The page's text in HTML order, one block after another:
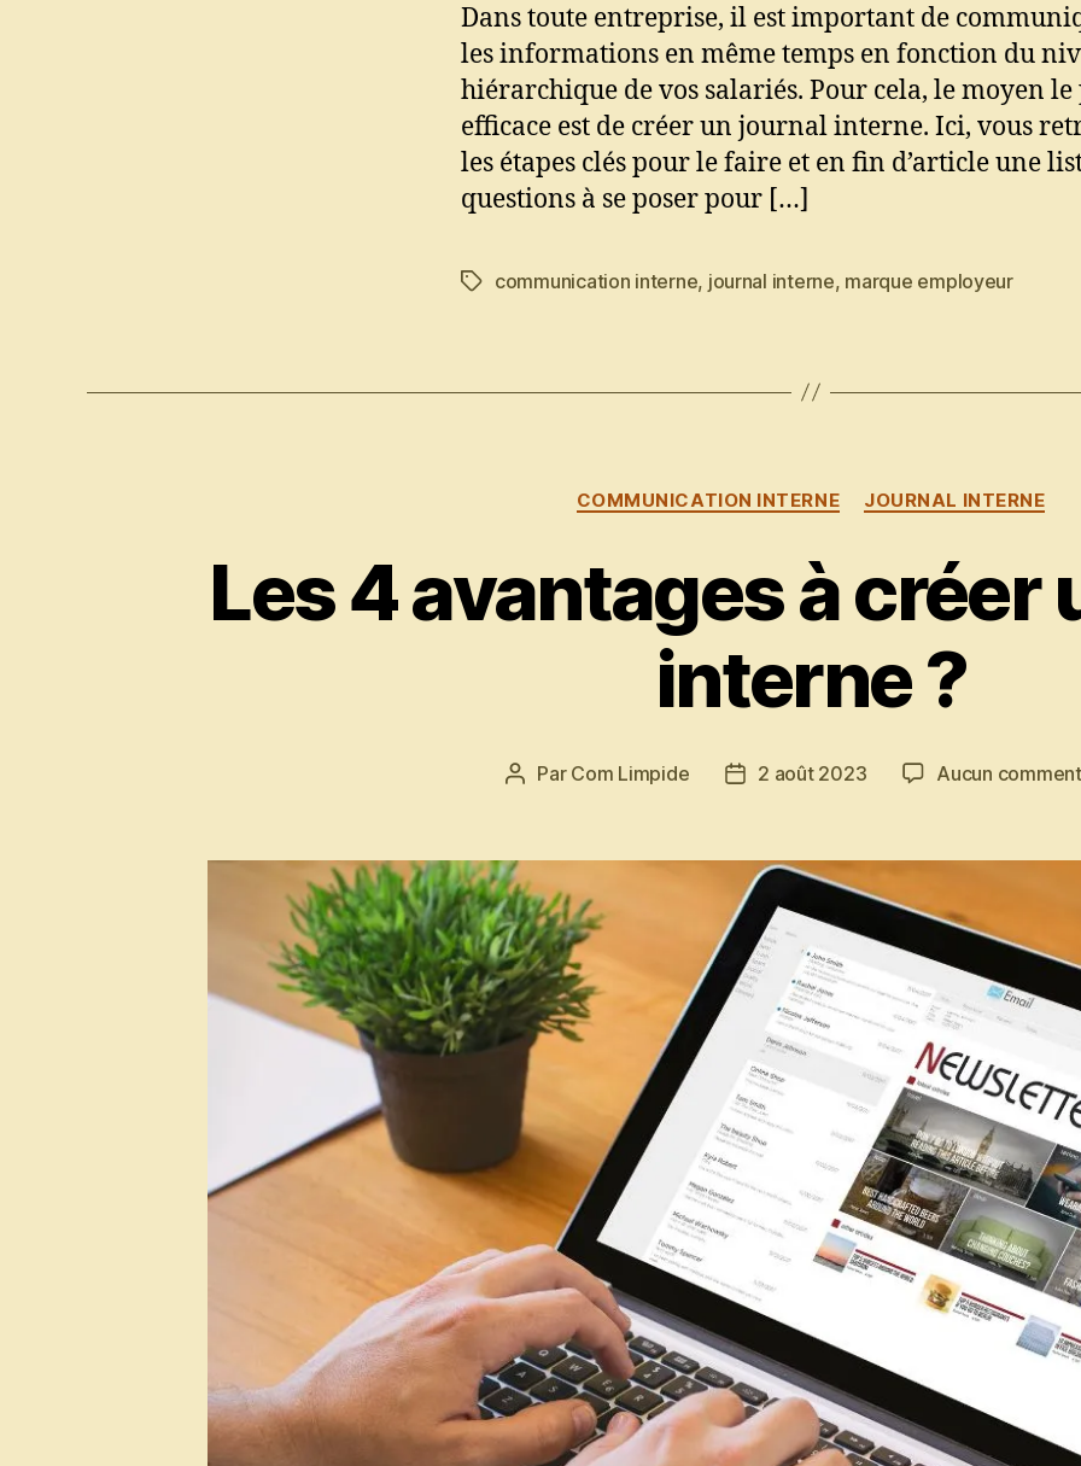
Dans toute entreprise, il est important de
les informations en même temps en fonction du
hiérarchique de vos salariés. Pour cela, le moyen le
efficace est de créer un journal interne. Ici, vous
les étapes clés pour le faire et en fin d’article une
questions à se poser pour […]
Étiquettes
communication interne, journal interne, marque employeur
Catégories
COMMUNICATION INTERNE JOURNAL INTERNE
Les 4 avantages à créer
interne ?
Auteur
Par Com Limpide
Date2 août 2023 Aucun